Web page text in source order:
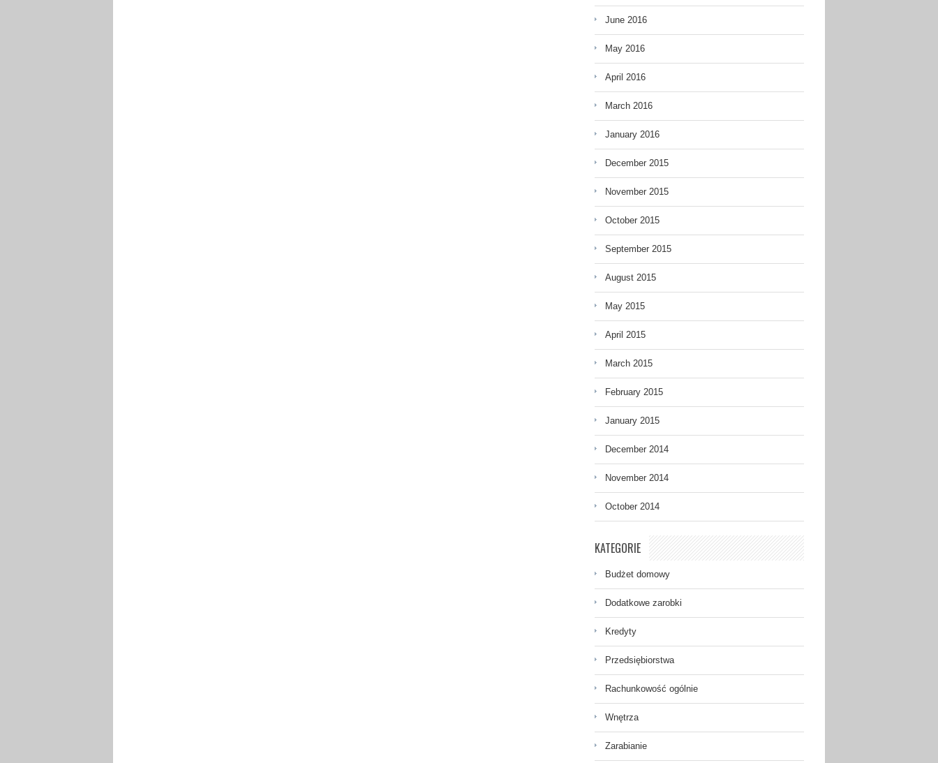
June 2016
May 2016
April 2016
March 2016
January 2016
December 2015
November 2015
October 2015
September 2015
August 2015
May 2015
April 2015
March 2015
February 2015
January 2015
December 2014
November 2014
October 2014
KATEGORIE
Budżet domowy
Dodatkowe zarobki
Kredyty
Przedsiębiorstwa
Rachunkowość ogólnie
Wnętrza
Zarabianie